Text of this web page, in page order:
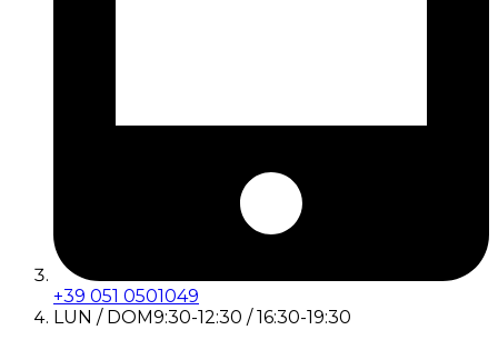
+39 051 0501049
LUN / DOM9:30-12:30 / 16:30-19:30